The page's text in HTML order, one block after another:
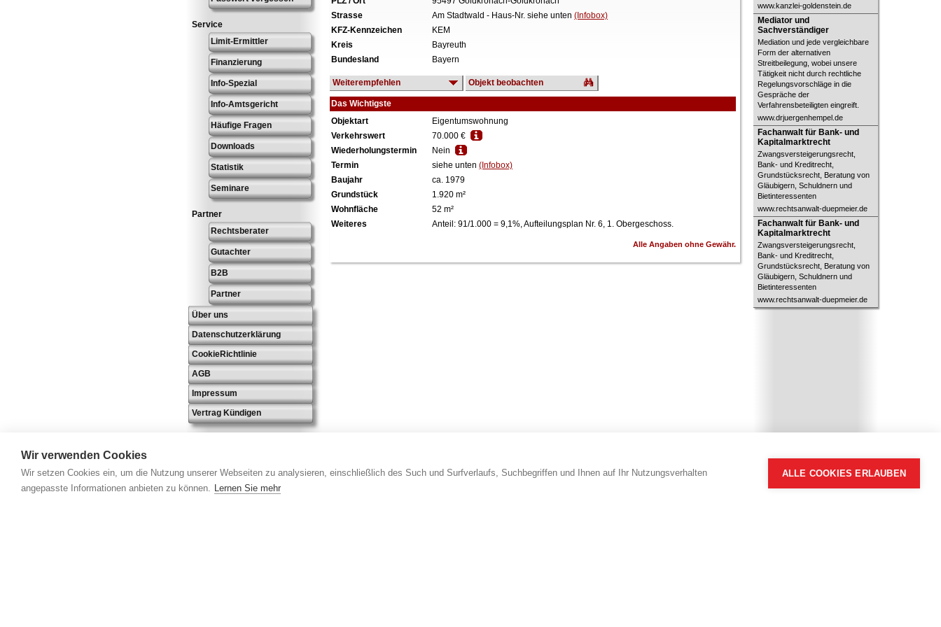
Wir verwenden Cookies
Wir setzen Cookies ein, um die Nutzung unserer Webseiten zu analysieren, einschließlich des Such und Surfverlaufs, Suchbegriffen und Ihnen auf Ihr Nutzungsverhalten
angepasste Informationen anbieten zu können. Lernen Sie mehr
ALLE COOKIES ERLAUBEN
Service
Limit-Ermittler
Finanzierung
Info-Spezial
Info-Amtsgericht
Häufige Fragen
Downloads
Statistik
Seminare
Partner
Rechtsberater
Gutachter
B2B
Partner
Über uns
Datenschutzerklärung
CookieRichtlinie
AGB
Impressum
Vertrag Kündigen
Strasse
Am Stadtwald - Haus-Nr. siehe unten(Infobox)
KFZ-Kennzeichen
KEM
Kreis
Bayreuth
Bundesland
Bayern
Weiterempfehlen Objekt beobachten
Das Wichtigste
Objektart
Eigentumswohnung
Verkehrswert
70.000 €
Wiederholungstermin
Nein
Termin
siehe unten(Infobox)
Baujahr
ca. 1979
Grundstück
1.920 m²
Wohnfläche
52 m²
Weiteres
Anteil: 91/1.000 = 9,1%, Aufteilungsplan Nr. 6, 1. Obergeschoss.
Alle Angaben ohne Gewähr.
www.kanzlei-goldenstein.de
Mediator und Sachverständiger
Mediator und
Sachverständiger
Mediation und jede vergleichbare
Form der alternativen
Streitbeilegung, wobei unsere
Tätigkeit nicht durch rechtliche
Regelungsvorschläge in die
Gespräche der
Verfahrensbeteiligten eingreift.
www.drjuergenhempel.de
Fachanwalt für Bank- und
Kapitalmarktrecht
Fachanwalt für Bank- und
Kapitalmarktrecht
Zwangsversteigerungsrecht,
Bank- und Kreditrecht,
Grundstücksrecht, Beratung von
Gläubigern, Schuldnern und
Bietinteressenten
www.rechtsanwalt-duepmeier.de
Fachanwalt für Bank- und
Kapitalmarktrecht
Fachanwalt für Bank- und
Kapitalmarktrecht
Zwangsversteigerungsrecht,
Bank- und Kreditrecht,
Grundstücksrecht, Beratung von
Gläubigern, Schuldnern und
Bietinteressenten
www.rechtsanwalt-duepmeier.de